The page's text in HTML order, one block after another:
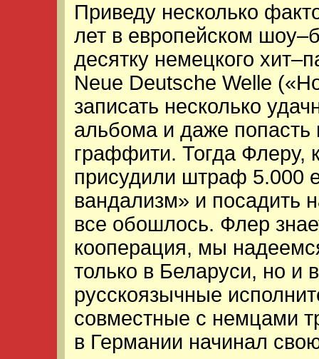
Приведу несколько
лет в европейском
десятку немецкого
Neue Deutsche Welle
записать несколько
альбома и даже попасть
граффити. Тогда Флеру,
присудили штраф 5.000
вандализм» и посадить
все обошлось. Флер
кооперация, мы
только в Беларуси, но и
русскоязычные
совместные с немцами
в Германии начинал